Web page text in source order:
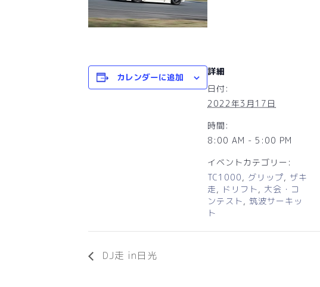
カレンダーに追加
詳細
日付:
2022年3月17日
時間:
8:00 AM - 5:00 PM
イベントカテゴリー:
TC1000, グリップ, ザキ
走, ドリフト, 大会・コ
ンテスト, 筑波サーキッ
ト
DJ走 in日光